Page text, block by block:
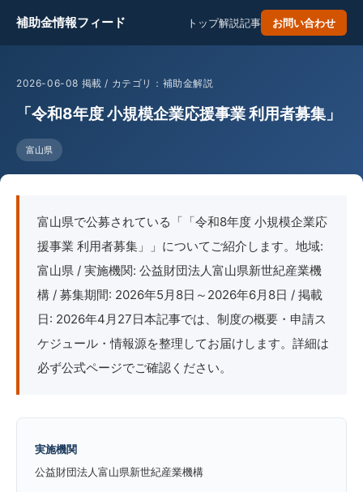
補助金情報フィード トップ解説記事 お問い合わせ
2026-06-08 掲載 / カテゴリ：補助金解説
「令和8年度 小規模企業応援事業 利用者募集」
富山県
富山県で公募されている「「令和8年度 小規模企業応
援事業 利用者募集」」についてご紹介します。地域:
富山県 / 実施機関: 公益財団法人富山県新世紀産業機
構 / 募集期間: 2026年5月8日～2026年6月8日 / 掲載
日: 2026年4月27日本記事では、制度の概要・申請ス
ケジュール・情報源を整理してお届けします。詳細は
必ず公式ページでご確認ください。
実施機関
公益財団法人富山県新世紀産業機構